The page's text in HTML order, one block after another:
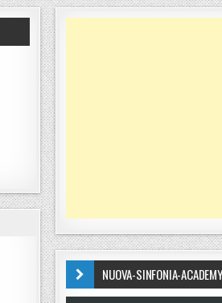
NUOVA-SINFONIA-ACADEMY